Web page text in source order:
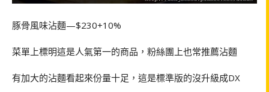
豚骨風味沾麵—$230+10%
菜單上標明這是人氣第一的商品，粉絲團上也常推薦沾麵
有加大的沾麵看起來份量十足，這是標準版的沒升級成DX